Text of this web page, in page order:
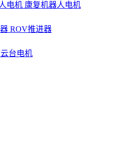
康复机器人电机
ROV推进器
云台电机